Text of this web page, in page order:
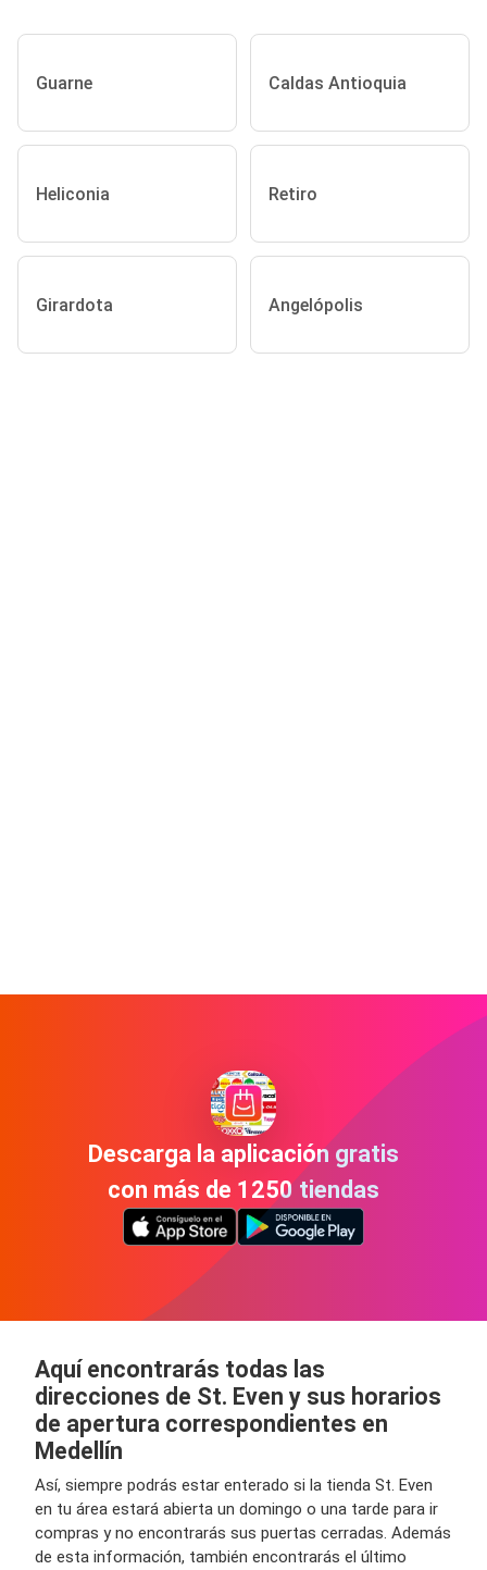
Guarne Caldas Antioquia
Heliconia Retiro
Girardota Angelópolis
Descarga la aplicación gratis
con más de 1250 tiendas
Aquí encontrarás todas las
direcciones de St. Even y sus horarios
de apertura correspondientes en
Medellín
Así, siempre podrás estar enterado si la tienda St. Even
en tu área estará abierta un domingo o una tarde para ir
compras y no encontrarás sus puertas cerradas. Además
de esta información, también encontrarás el último